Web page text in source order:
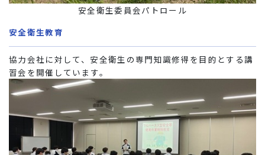
安全衛生委員会パトロール
安全衛生教育
協力会社に対して、安全衛生の専門知識修得を目的とする講
習会を開催しています。